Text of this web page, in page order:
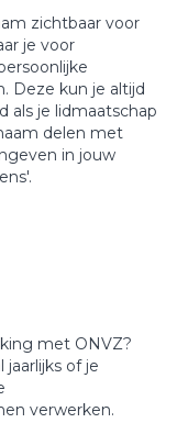
zichtbaar voor
je voor
Deze kun je altijd
als je lidmaatschap
delen met
in jouw
met ONVZ?
of je
verwerken.